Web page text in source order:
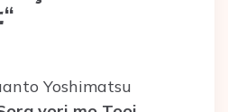
“
Yoshimatsu